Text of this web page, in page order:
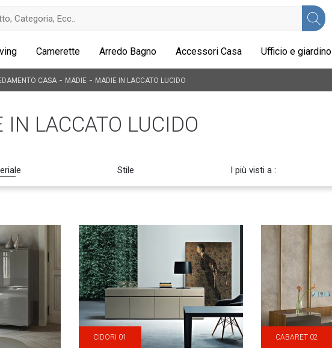
Camerette Arredo Bagno Accessori Casa Ufficio e giardino
CASA- MADIE- MADIE IN LACCATO LUCIDO
IN LACCATO LUCIDO
Stile I più visti a :
CIDORI 01 CABARET 02